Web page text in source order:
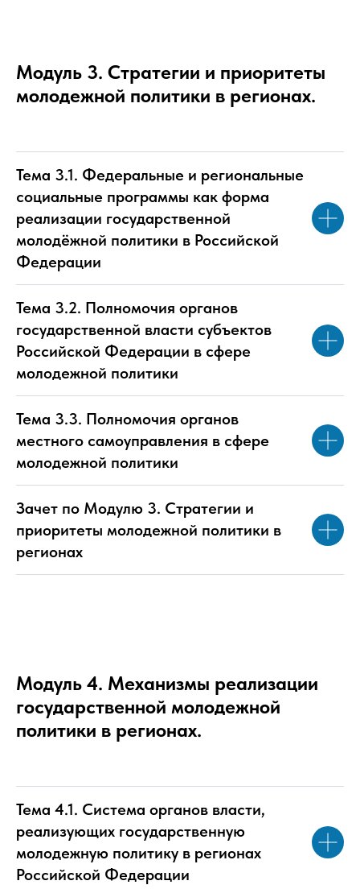
Модуль 3. Стратегии и приоритеты
молодежной политики в регионах.
Тема 3.1. Федеральные и региональные
социальные программы как форма
реализации государственной
молодёжной политики в Российской
Федерации
Тема 3.2. Полномочия органов
государственной власти субъектов
Российской Федерации в сфере
молодежной политики
Тема 3.3. Полномочия органов
местного самоуправления в сфере
молодежной политики
Зачет по Модулю 3. Стратегии и
приоритеты молодежной политики в
регионах
Модуль 4. Механизмы реализации
государственной молодежной
политики в регионах.
Тема 4.1. Система органов власти,
реализующих государственную
молодежную политику в регионах
Российской Федерации